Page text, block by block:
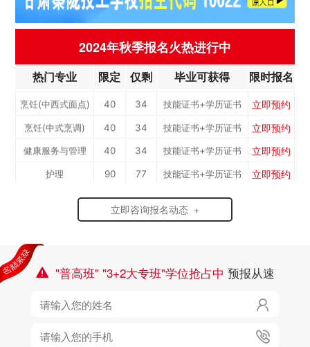
学校里面的漂亮女孩子多不多呀
报名要带哪些东西
2024年秋季报名火热进行中
热门专业 限定 仅剩 毕业可获得 限时报名
电梯工程技术 30 26 技能证书+学历证书 立即预约
工业机器人运维 50 43 技能证书+学历证书 立即预约
电子技术应用 50 43 技能证书+学历证书
美容美发 50 43 技能证书+学历证书 立即预约
烹饪(中西式面点) 40 34 技能证书+学历证书 立即预约
烹饪(中式烹调) 40 34 技能证书+学历证书 立即预约
健康服务与管理 40 34 技能证书+学历证书 立即预约
护理 90 77 技能证书+学历证书 立即预约
30 26 技能证书+学历证书
机电一体化技术 50 43 技能证书+学历证书
3D打印技术应用
数控加工(数控车 立即预约
消防工程技术 150 立即预约
农业机械运维 30 立即预约
立即咨询报名动态 +
 "普高班" "3+2大专班"学位抢占中 预报从速

